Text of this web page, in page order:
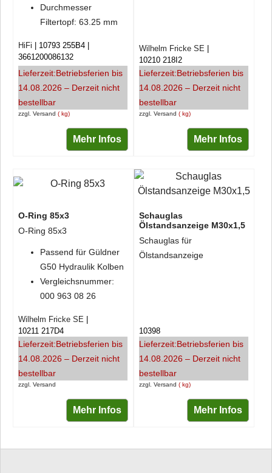
Durchmesser
Filtertopf: 63.25 mm
zzgl. Versand kg
HiFi
10793 255B4
3661200086132
Lieferzeit:Betriebsferien bis
14.08.2026 – Derzeit nicht
bestellbar
Mehr Infos
zzgl. Versand kg
Wilhelm Fricke SE
10210 218I2
Lieferzeit:Betriebsferien bis
14.08.2026 – Derzeit nicht
bestellbar
Mehr Infos
O-Ring 85x3
O-Ring 85x3
Passend für Güldner
G50 Hydraulik Kolben
Vergleichsnummer:
000 963 08 26
zzgl. Versand
Wilhelm Fricke SE
10211 217D4
Lieferzeit:Betriebsferien bis
14.08.2026 – Derzeit nicht
bestellbar
Mehr Infos
Schauglas
Ölstandsanzeige M30x1,5
Schauglas für
Ölstandsanzeige
zzgl. Versand kg
10398
Lieferzeit:Betriebsferien bis
14.08.2026 – Derzeit nicht
bestellbar
Mehr Infos